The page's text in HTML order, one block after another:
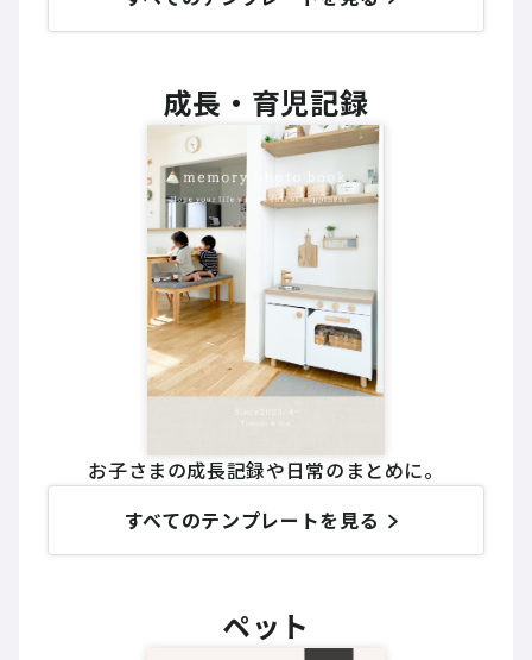
成長・育児記録
お子さまの成長記録や日常のまとめに。
すべてのテンプレートを見る
ペット